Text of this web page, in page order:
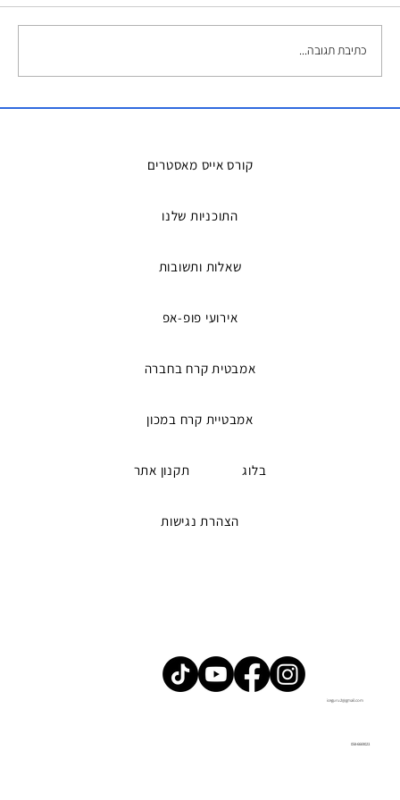
כתיבת תגובה...
קורס אייס מאסטרים
התוכניות שלנו
שאלות ותשובות
אירועי פופ-אפ
אמבטית קרח בחברה
אמבטיית קרח במכון
בלוג תקנון אתר
הצהרת נגישות
iceguru2@gmail.com
058-6669023